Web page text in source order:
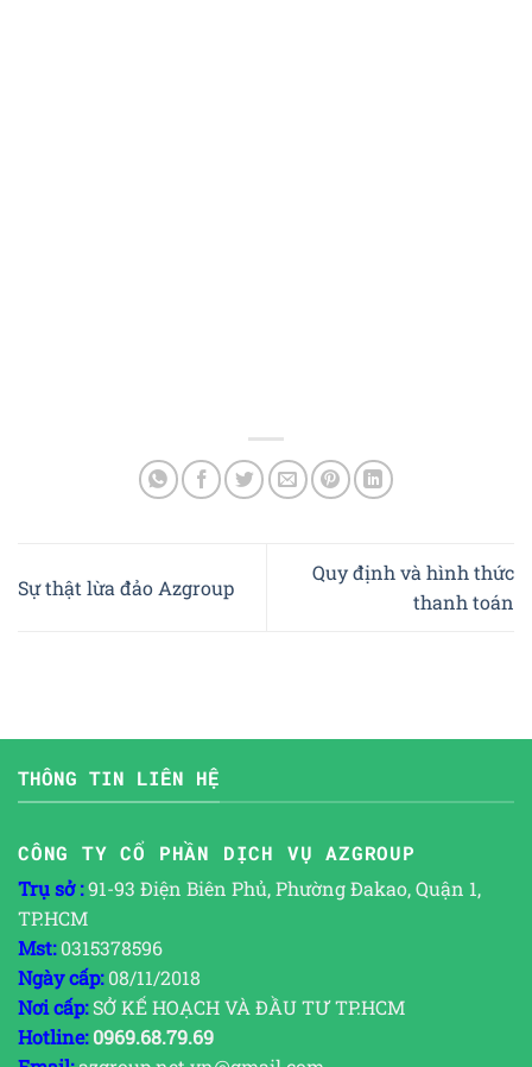
Sự thật lừa đảo Azgroup
Quy định và hình thức
thanh toán
THÔNG TIN LIÊN HỆ
CÔNG TY CỔ PHẦN DỊCH VỤ AZGROUP
Trụ sở :91-93 Điện Biên Phủ, Phường Đakao, Quận 1,
TP.HCM
Mst:0315378596
Ngày cấp:08/11/2018
Nơi cấp:SỞ KẾ HOẠCH VÀ ĐẦU TƯ TP.HCM
Hotline: 0969.68.79.69